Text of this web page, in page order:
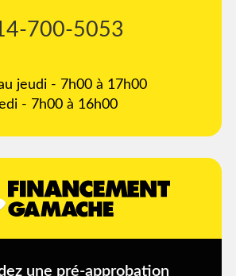
700-5053
jeudi - 7h00 à 17h00
- 7h00 à 16h00
une pré-approbation